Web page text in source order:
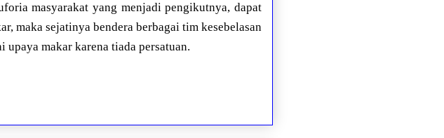
masyarakat yang menjadi pengikutnya, dapat
maka sejatinya bendera berbagai tim kesebelasan
makar karena tiada persatuan.